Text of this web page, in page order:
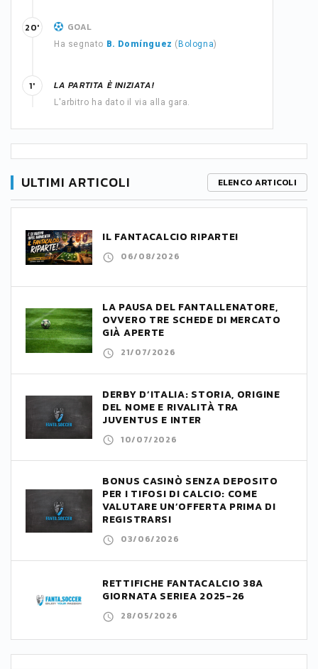
GOAL
Ha segnato B. Domínguez ( Bologna)
20'
LA PARTITA È INIZIATA!
L'arbitro ha dato il via alla gara.
1'
ULTIMI ARTICOLI ELENCO ARTICOLI
IL FANTACALCIO RIPARTE!
06/08/2026
LA PAUSA DEL FANTALLENATORE,
OVVERO TRE SCHEDE DI MERCATO
GIÀ APERTE
21/07/2026
DERBY D’ITALIA: STORIA, ORIGINE
DEL NOME E RIVALITÀ TRA
JUVENTUS E INTER
10/07/2026
BONUS CASINÒ SENZA DEPOSITO
PER I TIFOSI DI CALCIO: COME
VALUTARE UN’OFFERTA PRIMA DI
REGISTRARSI
03/06/2026
RETTIFICHE FANTACALCIO 38A
GIORNATA SERIEA 2025-26
28/05/2026